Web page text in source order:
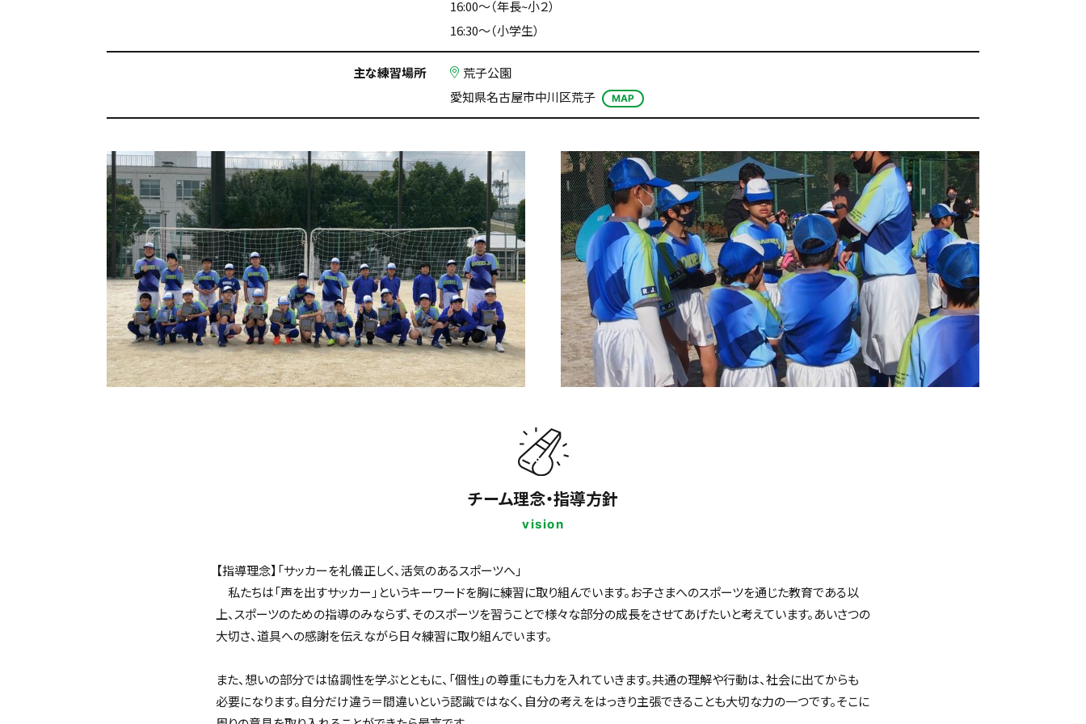
16:00～（年長~小２）
16:30～（小学生）
主な練習場所
荒子公園
愛知県名古屋市中川区荒子
MAP
チーム理念・指導方針
vision
【指導理念】「サッカーを礼儀正しく、活気のあるスポーツへ」
私たちは「声を出すサッカー」というキーワードを胸に練習に取り組んでいます。お子さまへのスポーツを通じた教育である以
上、スポーツのための指導のみならず、そのスポーツを習うことで様々な部分の成長をさせてあげたいと考えています。あいさつの
大切さ、道具への感謝を伝えながら日々練習に取り組んでいます。
また、想いの部分では協調性を学ぶとともに、「個性」の尊重にも力を入れていきます。共通の理解や行動は、社会に出てからも
必要になります。自分だけ違う＝間違いという認識ではなく、自分の考えをはっきり主張できることも大切な力の一つです。そこに